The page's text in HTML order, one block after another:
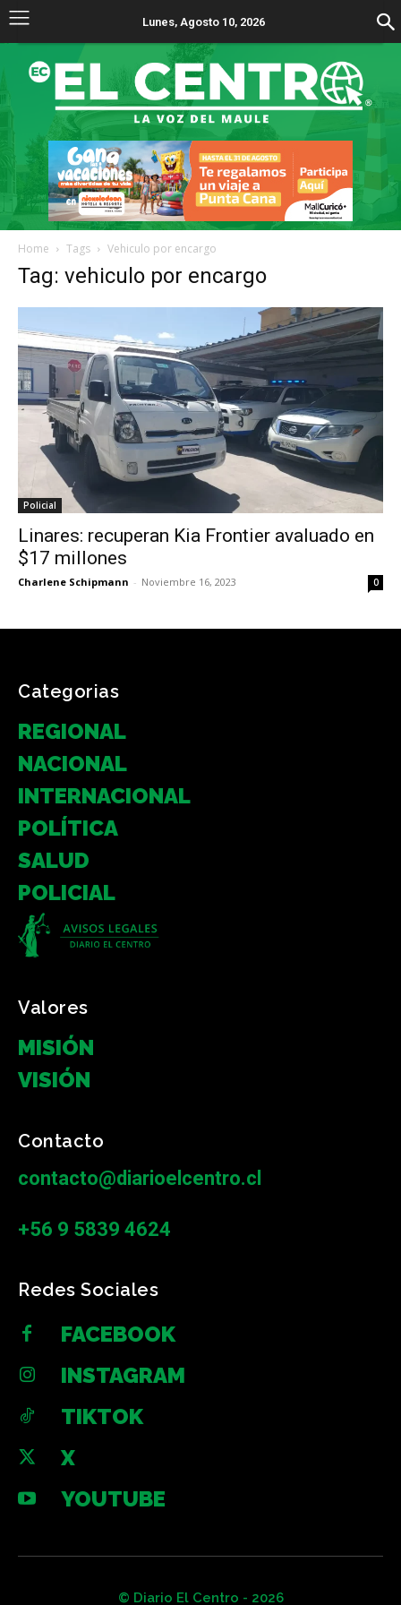
Lunes, Agosto 10, 2026
Home Tags Vehiculo por encargo
Tag: vehiculo por encargo
Policial
Linares: recuperan Kia Frontier avaluado en
$17 millones
Charlene Schipmann - Noviembre 16, 2023 0
Categorias
REGIONAL
NACIONAL
INTERNACIONAL
POLÍTICA
SALUD
POLICIAL
Valores
MISIÓN
VISIÓN
Contacto
contacto@diarioelcentro.cl
+56 9 5839 4624
Redes Sociales
FACEBOOK
INSTAGRAM
TIKTOK
X
YOUTUBE
© Diario El Centro - 2026